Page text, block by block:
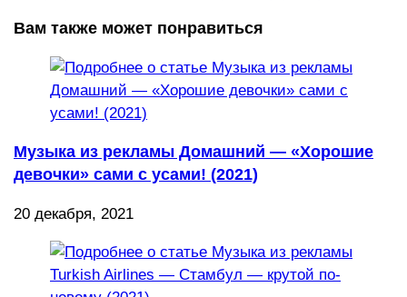
Вам также может понравиться
Музыка из рекламы Домашний — «Хорошие
девочки» сами с усами! (2021)
20 декабря, 2021